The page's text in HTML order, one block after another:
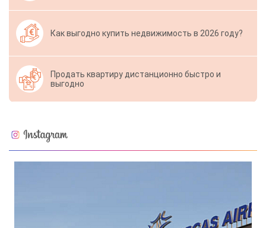
Как выгодно купить недвижимость в 2026 году?
Продать квартиру дистанционно быстро и
выгодно